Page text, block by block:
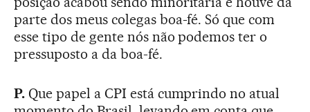
parte dos meus colegas boa-fé. Só que com
esse tipo de gente nós não podemos ter o
pressuposto a da boa-fé.
P. Que papel a CPI está cumprindo no atual